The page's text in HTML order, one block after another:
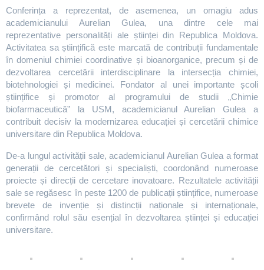
Conferința a reprezentat, de asemenea, un omagiu adus
academicianului Aurelian Gulea, una dintre cele mai
reprezentative personalități ale științei din Republica Moldova.
Activitatea sa științifică este marcată de contribuții fundamentale
în domeniul chimiei coordinative și bioanorganice, precum și de
dezvoltarea cercetării interdisciplinare la intersecția chimiei,
biotehnologiei și medicinei. Fondator al unei importante școli
științifice și promotor al programului de studii „Chimie
biofarmaceutică” la USM, academicianul Aurelian Gulea a
contribuit decisiv la modernizarea educației și cercetării chimice
universitare din Republica Moldova.
De-a lungul activității sale, academicianul Aurelian Gulea a format
generații de cercetători și specialiști, coordonând numeroase
proiecte și direcții de cercetare inovatoare. Rezultatele activității
sale se regăsesc în peste 1200 de publicații științifice, numeroase
brevete de invenție și distincții naționale și internaționale,
confirmând rolul său esențial în dezvoltarea științei și educației
universitare.